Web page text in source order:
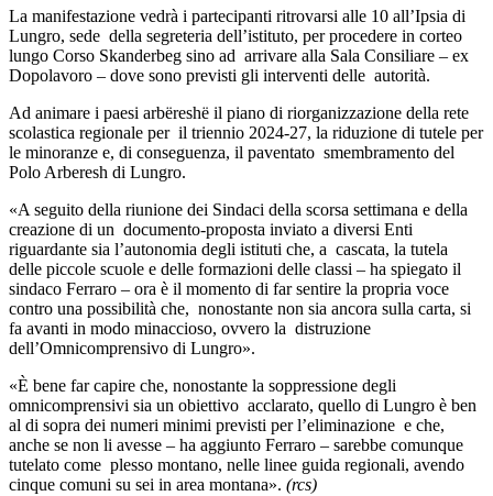
La manifestazione vedrà i partecipanti ritrovarsi alle 10 all’Ipsia di
Lungro, sede della segreteria dell’istituto, per procedere in corteo
lungo Corso Skanderbeg sino ad arrivare alla Sala Consiliare – ex
Dopolavoro – dove sono previsti gli interventi delle autorità.
Ad animare i paesi arbëreshë il piano di riorganizzazione della rete
scolastica regionale per il triennio 2024-27, la riduzione di tutele per
le minoranze e, di conseguenza, il paventato smembramento del
Polo Arberesh di Lungro.
«A seguito della riunione dei Sindaci della scorsa settimana e della
creazione di un documento-proposta inviato a diversi Enti
riguardante sia l’autonomia degli istituti che, a cascata, la tutela
delle piccole scuole e delle formazioni delle classi – ha spiegato il
sindaco Ferraro – ora è il momento di far sentire la propria voce
contro una possibilità che, nonostante non sia ancora sulla carta, si
fa avanti in modo minaccioso, ovvero la distruzione
dell’Omnicomprensivo di Lungro».
«È bene far capire che, nonostante la soppressione degli
omnicomprensivi sia un obiettivo acclarato, quello di Lungro è ben
al di sopra dei numeri minimi previsti per l’eliminazione e che,
anche se non li avesse – ha aggiunto Ferraro – sarebbe comunque
tutelato come plesso montano, nelle linee guida regionali, avendo
cinque comuni su sei in area montana». (rcs)